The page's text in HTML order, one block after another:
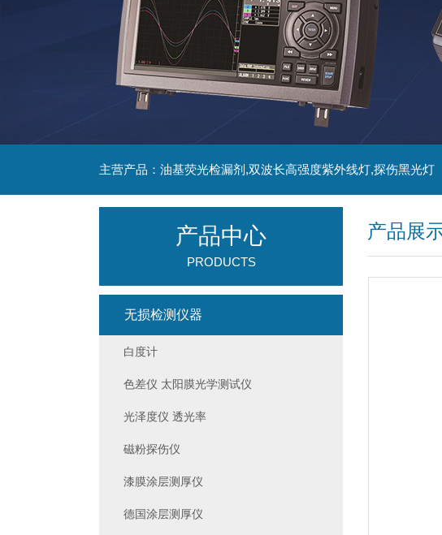
主营产品：油基荧光检漏剂,双波长高强度紫外线灯,探伤黑光灯
产品展
产品中心
PRODUCTS
无损检测仪器
白度计
色差仪 太阳膜光学测试仪
光泽度仪 透光率
磁粉探伤仪
漆膜涂层测厚仪
德国涂层测厚仪